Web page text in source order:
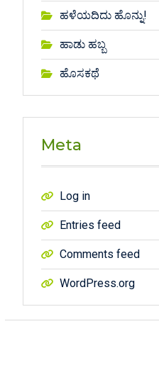
ಹಳೆಯದಿದು ಹೊನ್ನು!
ಹಾಡು ಹಬ್ಬ
ಹೊಸಕಥೆ
Meta
Log in
Entries feed
Comments feed
WordPress.org